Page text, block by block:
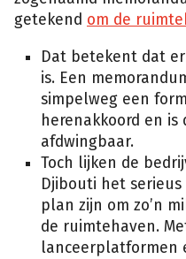
getekend om de
Dat betekent dat
is. Een
simpelweg een
herenakkoord en is
afdwingbaar.
Toch lijken de
Djibouti het
plan zijn om zo’n
de ruimtehaven.
lanceerplatformen